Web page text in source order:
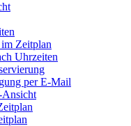
Zeitplan
Uhrzeiten
per E-Mail
Ansicht